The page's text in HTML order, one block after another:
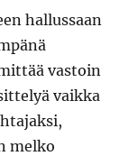
hallussaan
vastoin
vaikka
melko